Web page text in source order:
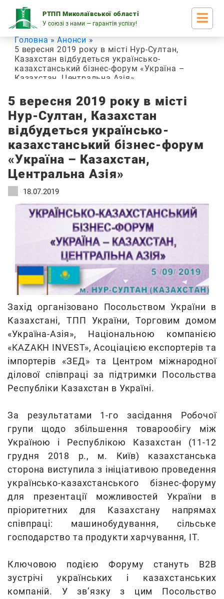
РТПП Миколаївської області
У союзі з нами — гарантія успіху!
content
Головна
Анонси
5 вересня 2019 року в місті Нур-Султан,
Казахстан відбудеться українсько-
казахстанський бізнес-форум «Україна –
Казахстан, Центральна Азія»
5 вересня 2019 року в місті
Нур-Султан, Казахстан
відбудеться українсько-
казахстанський бізнес-форум
«Україна – Казахстан,
Центральна Азія»
18.07.2019
Захід організовано Посольством України в
Казахстані, ТПП України, Торговим домом
«Україна-Азія», Національною компанією
«KAZAKH INVEST», Асоціацією експортерів та
імпортерів «ЗЕД» та Центром міжнародної
ділової співпраці за підтримки Посольства
Республіки Казахстан в Україні.
За результатами 1-го засідання Робочої
групи щодо збільшення товарообігу між
Україною і Республікою Казахстан (11-12
грудня 2018 р., м. Київ) казахстанська
сторона виступила з ініціативою проведення
українсько-казахстанського бізнес-форуму
для презентації можливостей України в
пріоритетних для Казахстану напрямах
співпраці: машинобудування, сільське
господарство та продукти харчування, ІТ.
Ключовою подією Форуму стануть В2В
зустрічі українських і казахстанських
компаній. У зв’язку з цим Посольство